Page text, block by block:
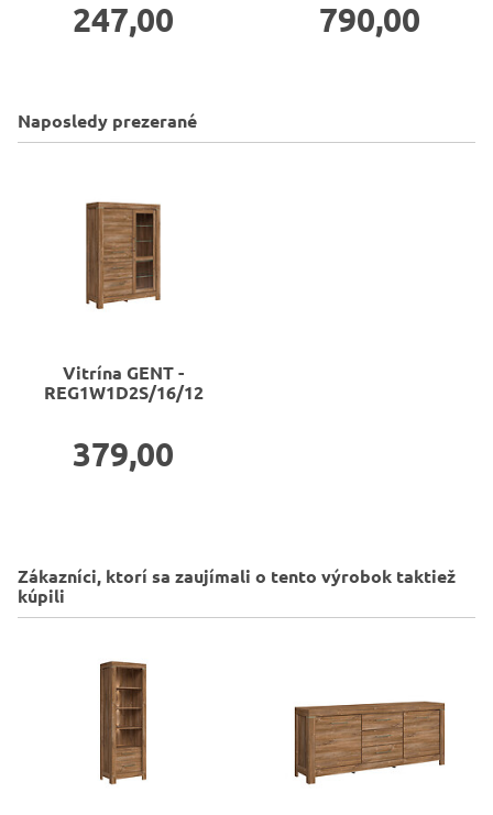
247,00 790,00
Naposledy prezerané
Vitrína GENT -
REG1W1D2S/16/12
379,00
Zákazníci, ktorí sa zaujímali o tento výrobok taktiež
kúpili